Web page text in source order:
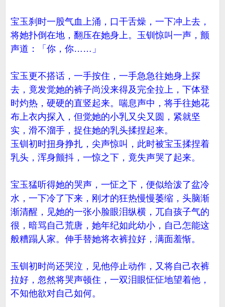
宝玉刹时一股气血上涌，口干舌燥，一下冲上去，
将她扑倒在地，翻压在她身上。玉钏惊叫一声，颤
声道：「你，你……」
宝玉更不搭话，一手按住，一手急急往她身上探
去，竟发觉她的裤子尚没来得及完全拉上，下体登
时灼热，硬硬的直竖起来。喘息声中，将手往她花
布上衣内探入，但觉她的小乳又尖又圆，紧就坚
实，滑不溜手，捉住她的乳头揉捏起来。
玉钏初时扭身挣扎，尖声惊叫，此时被宝玉揉捏着
乳头，浑身颤抖，一惊之下，竟失声哭了起来。
宝玉猛听得她的哭声，一怔之下，便似给泼了盆冷
水，一下冷了下来，刚才的狂热慢慢萎缩，头脑渐
渐清醒，见她的一张小脸眼泪纵横，兀自孩子气的
很，暗骂自己荒唐，她年纪如此幼小，自己怎能这
般糟蹋人家。伸手替她将衣裤拉好，满面羞惭。
玉钏初时尚还哭泣，见他停止动作，又将自己衣裤
拉好，忽然将哭声顿住，一双泪眼怔怔地望着他，
不知他欲对自己如何。